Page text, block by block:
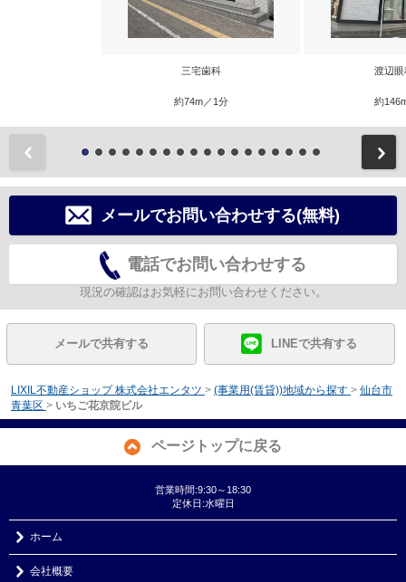
三宅歯科
約74m／1分
渡辺眼
約
メールでお問い合わせする(無料)
電話でお問い合わせする
現況の確認はお気軽にお問い合わせください。
メールで共有する LINEで共有する
LIXIL不動産ショップ 株式会社エンタツ > (事業用(賃貸))地域から探す > 仙台市
青葉区 > いちご花京院ビル
ページトップに戻る
営業時間:9:30～18:30
定休日:水曜日
ホーム
会社概要